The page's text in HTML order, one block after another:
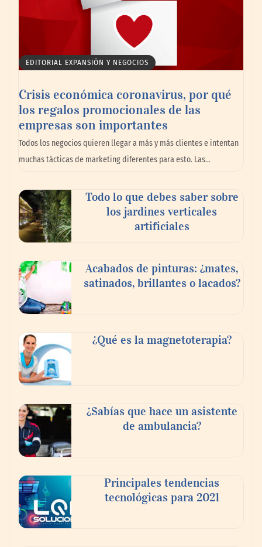
La llanta más cara puede ser la que menos
cuesta: Michelin lo demuestra ante notario
Paso a paso: ¿cómo prepararse para la
transición a la jornada de 40 horas? Guía
InfoBlock
Reforestando con el Corazón regresa a
Sierra de Guadalupe
La cartera vencida hipotecaria aumenta al
doble de velocidad que la cartera sana en
EDITORIAL EXPANSIÓN Y NEGOCIOS
Crisis económica coronavirus, por qué
los regalos promocionales de las
empresas son importantes
Todos los negocios quieren llegar a más y más clientes e intentan
muchas tácticas de marketing diferentes para esto. Las…
Todo lo que debes saber sobre
los jardines verticales
artificiales
Acabados de pinturas: ¿mates,
satinados, brillantes o lacados?
¿Qué es la magnetoterapia?
¿Sabías que hace un asistente
de ambulancia?
Principales tendencias
tecnológicas para 2021